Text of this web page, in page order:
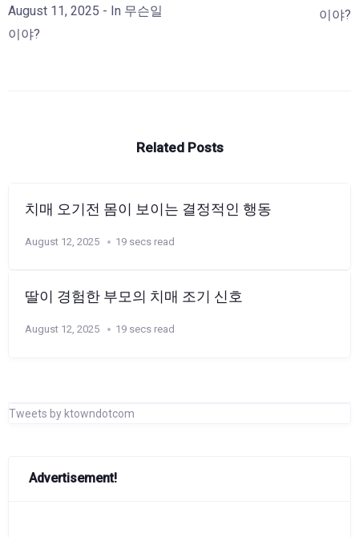
August 11, 2025 - In 무슨일
이야?
이야?
Related Posts
치매 오기전 몸이 보이는 결정적인 행동
August 12, 2025 19 secs read
딸이 경험한 부모의 치매 조기 신호
August 12, 2025 19 secs read
Tweets by ktowndotcom
Advertisement!